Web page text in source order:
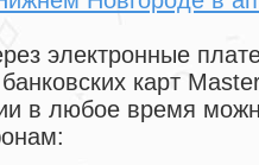
электронные
карт
в любое время